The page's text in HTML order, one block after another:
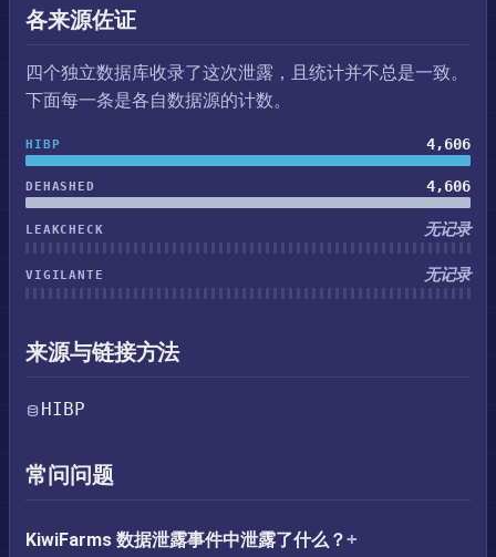
各来源佐证
四个独立数据库收录了这次泄露，且统计并不总是一致。
下面每一条是各自数据源的计数。
HIBP 4,606
DEHASHED 4,606
LEAKCHECK 无记录
VIGILANTE 无记录
来源与链接方法
HIBP
常问问题
KiwiFarms 数据泄露事件中泄露了什么？